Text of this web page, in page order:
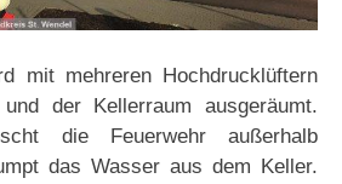
mit mehreren Hochdrucklüftern
der Kellerraum ausgeräumt.
die Feuerwehr außerhalb
das Wasser aus dem Keller.